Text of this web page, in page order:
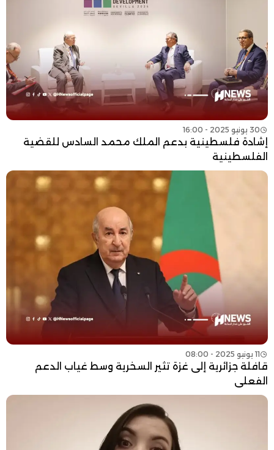
30 يونيو 2025 - 16:00
إشادة فلسطينية بدعم الملك محمد السادس للقضية
الفلسطينية
11 يونيو 2025 - 08:00
قافلة جزائرية إلى غزة تثير السخرية وسط غياب الدعم
الفعلي